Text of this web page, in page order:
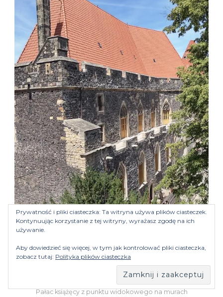
Pałac książęcy z punktu widokowego na murach
Prywatność i pliki ciasteczka: Ta witryna używa plików ciasteczek.
Kontynuując korzystanie z tej witryny, wyrażasz zgodę na ich
używanie.
Aby dowiedzieć się więcej, w tym jak kontrolować pliki ciasteczka,
zobacz tutaj: Polityka plików ciasteczka